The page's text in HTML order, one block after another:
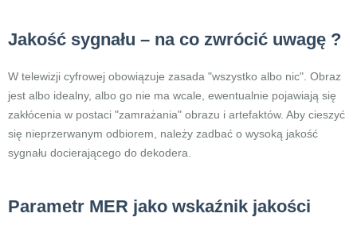
Jakość sygnału – na co zwrócić uwagę ?
W telewizji cyfrowej obowiązuje zasada "wszystko albo nic". Obraz
jest albo idealny, albo go nie ma wcale, ewentualnie pojawiają się
zakłócenia w postaci "zamrażania" obrazu i artefaktów. Aby cieszyć
się nieprzerwanym odbiorem, należy zadbać o wysoką jakość
sygnału docierającego do dekodera.
Parametr MER jako wskaźnik jakości